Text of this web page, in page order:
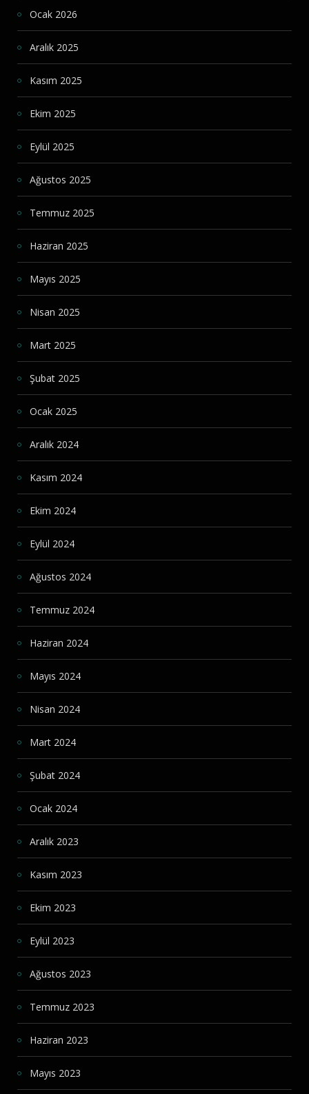
Ocak 2026
Aralık 2025
Kasım 2025
Ekim 2025
Eylül 2025
Ağustos 2025
Temmuz 2025
Haziran 2025
Mayıs 2025
Nisan 2025
Mart 2025
Şubat 2025
Ocak 2025
Aralık 2024
Kasım 2024
Ekim 2024
Eylül 2024
Ağustos 2024
Temmuz 2024
Haziran 2024
Mayıs 2024
Nisan 2024
Mart 2024
Şubat 2024
Ocak 2024
Aralık 2023
Kasım 2023
Ekim 2023
Eylül 2023
Ağustos 2023
Temmuz 2023
Haziran 2023
Mayıs 2023